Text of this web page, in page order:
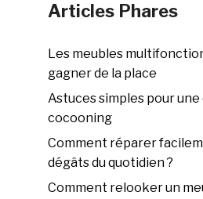
Articles Phares
Les meubles
gagner de la place
Astuces simples pour
cocooning
Comment réparer
dégâts du quotidien ?
Comment relooker un